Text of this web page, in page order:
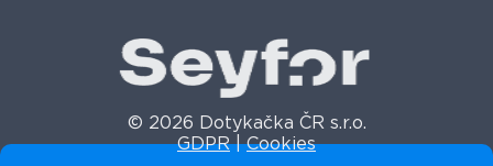
© 2026 Dotykačka ČR s.r.o.
GDPR|Cookies